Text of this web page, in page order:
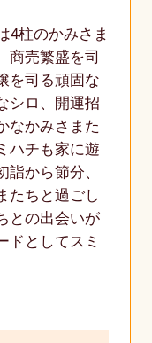
4柱のかみさま
商売繁盛を司
を司る頑固な
シロ、開運招
なかみさまた
ハチも家に遊
から節分、
たちと過ごし
との出会いが
ドとしてスミ